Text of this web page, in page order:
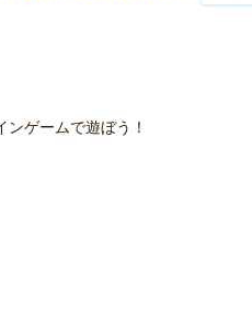
ゲームで遊ぼう！